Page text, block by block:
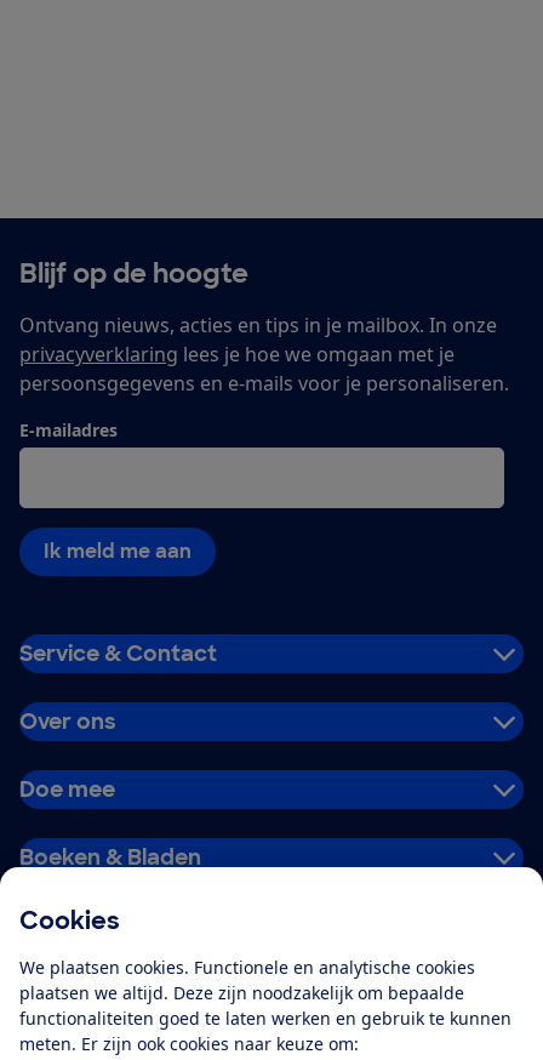
Cookies
We plaatsen cookies. Functionele en analytische cookies
plaatsen we altijd. Deze zijn noodzakelijk om bepaalde
functionaliteiten goed te laten werken en gebruik te kunnen
meten. Er zijn ook cookies naar keuze om:
Blijf op de hoogte
Ontvang nieuws, acties en tips in je mailbox. In onze
privacyverklaring lees je hoe we omgaan met je
persoonsgegevens en e-mails voor je personaliseren.
E-mailadres
Ik meld me aan
Service & Contact
Over ons
Doe mee
Boeken & Bladen
Alles over de